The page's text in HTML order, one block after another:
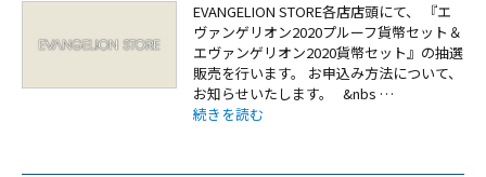
EVANGELION STORE各店店頭にて、 『エ
ヴァンゲリオン2020プルーフ貨幣セット＆
エヴァンゲリオン2020貨幣セット』の抽選
販売を行います。 お申込み方法について、
お知らせいたします。 &nbs …
“【お知らせ：『エヴァンゲリオン2020プル
続きを読む